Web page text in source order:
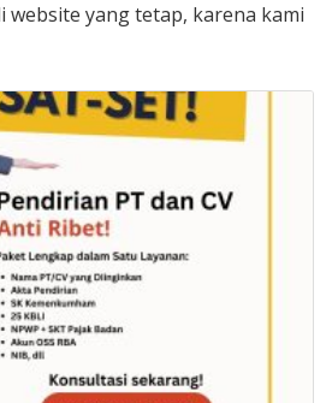
website yang tetap, karena kami